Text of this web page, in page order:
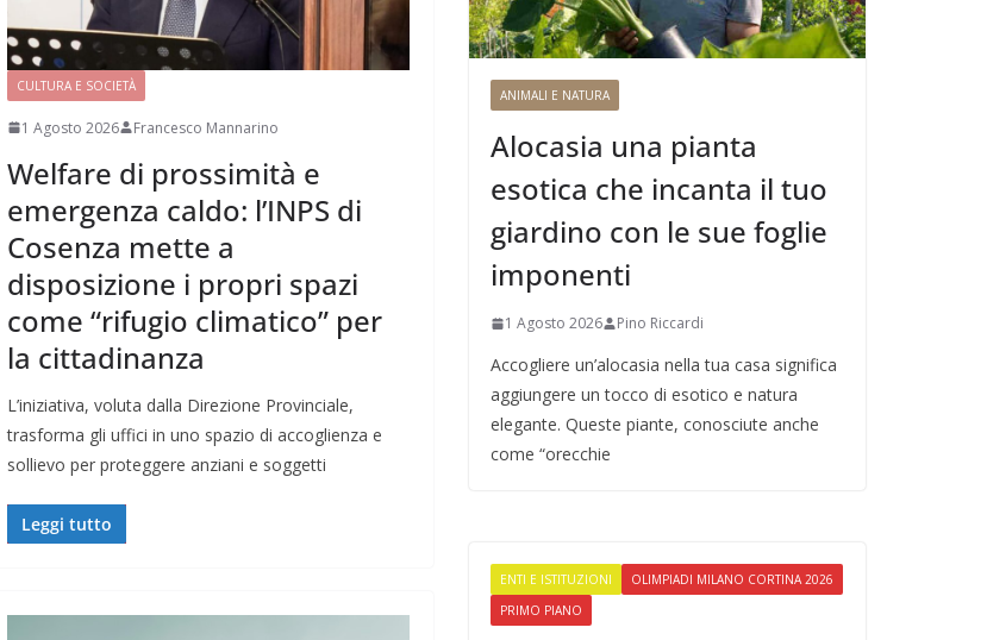
CULTURA E SOCIETÀ
1 Agosto 2026 Francesco Mannarino
Welfare di prossimità e
emergenza caldo: l’INPS di
Cosenza mette a
disposizione i propri spazi
come “rifugio climatico” per
la cittadinanza
L’iniziativa, voluta dalla Direzione Provinciale,
trasforma gli uffici in uno spazio di accoglienza e
sollievo per proteggere anziani e soggetti
Leggi tutto
ANIMALI E NATURA
Alocasia una pianta
esotica che incanta il tuo
giardino con le sue foglie
imponenti
1 Agosto 2026 Pino Riccardi
Accogliere un’alocasia nella tua casa significa
aggiungere un tocco di esotico e natura
elegante. Queste piante, conosciute anche
come “orecchie
ENTI E ISTITUZIONI
OLIMPIADI MILANO CORTINA 2026
PRIMO PIANO